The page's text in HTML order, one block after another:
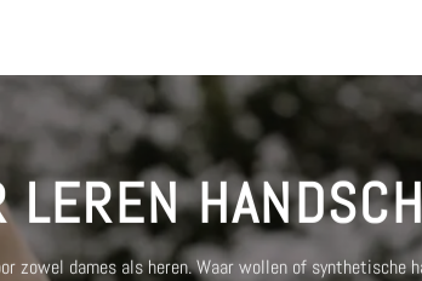
LEREN
zowel dames als heren. Waar wollen of synthetische